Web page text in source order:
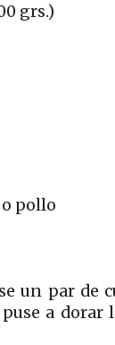
grs.)
pollo
un par de
a dorar